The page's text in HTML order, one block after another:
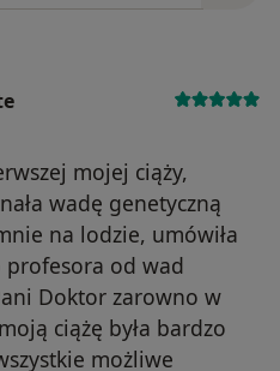
mojej ciąży,
wadę genetyczną
na lodzie, umówiła
od wad
Doktor zarowno w
ciążę była bardzo
możliwe